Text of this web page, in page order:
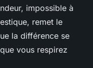
impossible à
remet le
la différence se
vous respirez